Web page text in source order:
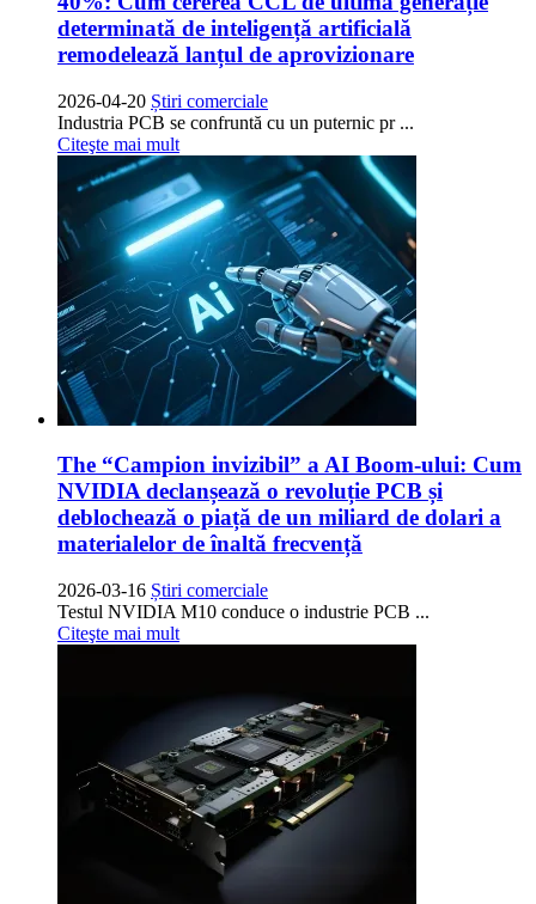
determinată de inteligență artificială
remodelează lanțul de aprovizionare
2026-04-20 Știri comerciale
Industria PCB se confruntă cu un puternic pr ...
Citeşte mai mult
The “Campion invizibil” a AI Boom-ului: Cum
NVIDIA declanșează o revoluție PCB și
deblochează o piață de un miliard de dolari a
materialelor de înaltă frecvență
2026-03-16 Știri comerciale
Testul NVIDIA M10 conduce o industrie PCB ...
Citeşte mai mult